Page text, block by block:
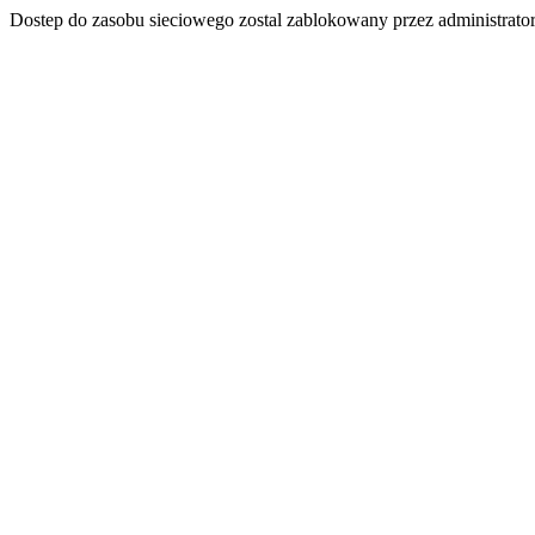
Dostep do zasobu sieciowego zostal zablokowany przez